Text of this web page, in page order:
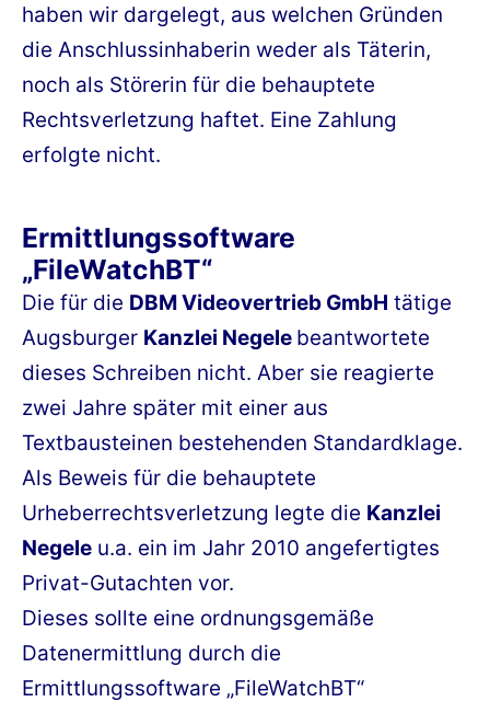
haben wir dargelegt, aus welchen Gründen
die Anschlussinhaberin weder als Täterin,
noch als Störerin für die behauptete
Rechtsverletzung haftet. Eine Zahlung
erfolgte nicht.
Ermittlungssoftware
„FileWatchBT“
Die für die DBM Videovertrieb GmbH tätige
Augsburger Kanzlei Negele beantwortete
dieses Schreiben nicht. Aber sie reagierte
zwei Jahre später mit einer aus
Textbausteinen bestehenden Standardklage.
Als Beweis für die behauptete
Urheberrechtsverletzung legte die Kanzlei
Negele u.a. ein im Jahr 2010 angefertigtes
Privat-Gutachten vor.
Dieses sollte eine ordnungsgemäße
Datenermittlung durch die
Ermittlungssoftware „FileWatchBT“